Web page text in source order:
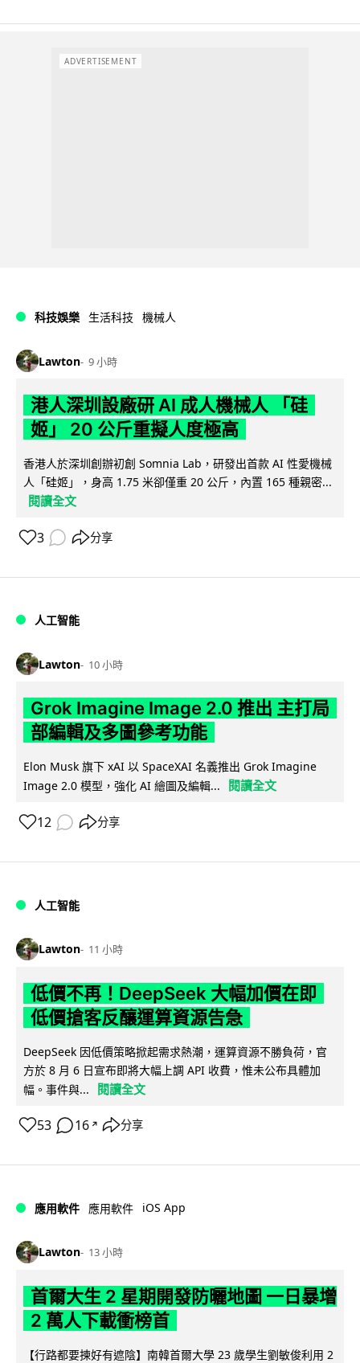
ADVERTISEMENT
科技娛樂 生活科技 機械人
Lawton 9 小時
港人深圳設廠研 AI 成人機械人 「硅
姬」 20 公斤重擬人度極高
香港人於深圳創辦初創 Somnia Lab，研發出首款 AI 性愛機械
人「硅姬」，身高 1.75 米卻僅重 20 公斤，內置 165 種親密...
閱讀全文
3 分享
人工智能
Lawton 10 小時
Grok Imagine Image 2.0 推出 主打局
部編輯及多圖參考功能
Elon Musk 旗下 xAI 以 SpaceXAI 名義推出 Grok Imagine
Image 2.0 模型，強化 AI 繪圖及編輯...
閱讀全文
12 分享
人工智能
Lawton 11 小時
低價不再！DeepSeek 大幅加價在即
低價搶客反釀運算資源告急
DeepSeek 因低價策略掀起需求熱潮，運算資源不勝負荷，官
方於 8 月 6 日宣布即將大幅上調 API 收費，惟未公布具體加
幅。事件與...
閱讀全文
53 16 ↗ 分享
應用軟件 應用軟件 iOS App
Lawton 13 小時
首爾大生 2 星期開發防曬地圖 一日暴增
2 萬人下載衝榜首
【行路都要揀好有遮陰】南韓首爾大學 23 歲學生劉敏俊利用 2